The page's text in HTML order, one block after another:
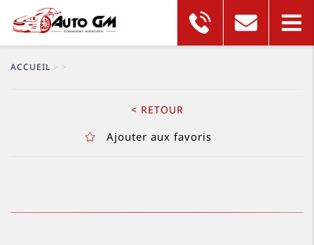
ACCUEIL > >
< RETOUR
Ajouter aux favoris